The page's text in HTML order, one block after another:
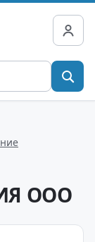
ООО